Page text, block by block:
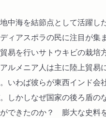
中海を結節点として活躍し
ィアスポラの民に注目が集
易を行いサトウキビの栽培
ルメニア人は主に陸上貿易
いわば彼らが東西インド会
しかしなぜ国家の後ろ盾の
できたのか？ 膨大な史料